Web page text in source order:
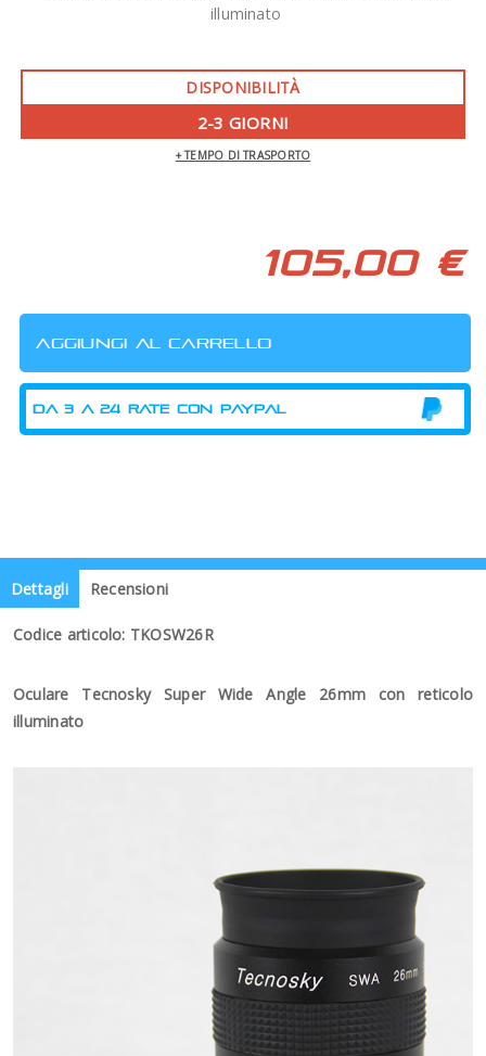
illuminato
DISPONIBILITÀ
2-3 GIORNI
+ TEMPO DI TRASPORTO
105,00 €
Dettagli Recensioni
Codice articolo: TKOSW26R
Oculare Tecnosky Super Wide Angle 26mm con reticolo
illuminato